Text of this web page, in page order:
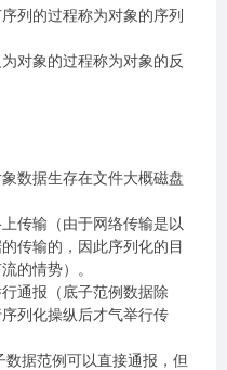
列的过程称为对象的序列
对象的过程称为对象的反
数据生存在文件大概磁盘
传输（由于网络传输是以
传输的，因此序列化的目
的情势）。
通报（底子范例数据除
列化操纵后才气举行传
据范例可以直接通报，但